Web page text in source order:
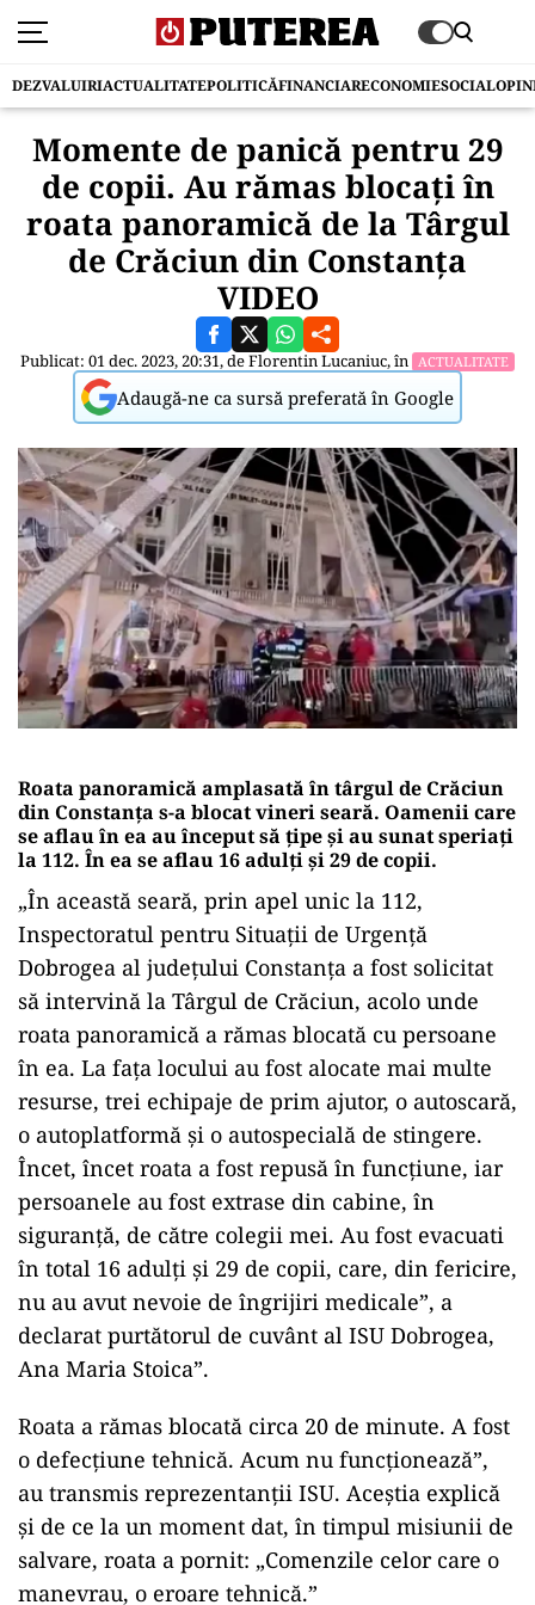
DEZVALUIRIACTUALITATEPOLITICĂFINANCIARECONOMIESOCIAL
Momente de panică pentru 29
de copii. Au rămas blocați în
roata panoramică de la Târgul
de Crăciun din Constanța
VIDEO
Publicat: 01 dec. 2023, 20:31, deFlorentin Lucaniuc, în ACTUALITATE
Adaugă-ne ca sursă preferată în Google
Roata panoramică amplasată în târgul de Crăciun
din Constanța s-a blocat vineri seară. Oamenii care
se aflau în ea au început să țipe și au sunat speriați
la 112. În ea se aflau 16 adulți și 29 de copii.
„În această seară, prin apel unic la 112,
Inspectoratul pentru Situaţii de Urgenţă
Dobrogea al judeţului Constanţa a fost solicitat
să intervină la Târgul de Crăciun, acolo unde
roata panoramică a rămas blocată cu persoane
în ea. La faţa locului au fost alocate mai multe
resurse, trei echipaje de prim ajutor, o autoscară,
o autoplatformă şi o autospecială de stingere.
Încet, încet roata a fost repusă în funcţiune, iar
persoanele au fost extrase din cabine, în
siguranţă, de către colegii mei. Au fost evacuati
în total 16 adulţi şi 29 de copii, care, din fericire,
nu au avut nevoie de îngrijiri medicale”, a
declarat purtătorul de cuvânt al ISU Dobrogea,
Ana Maria Stoica”.
Roata a rămas blocată circa 20 de minute. A fost
o defecțiune tehnică. Acum nu funcționează”,
au transmis reprezentanții ISU. Aceștia explică
și de ce la un moment dat, în timpul misiunii de
salvare, roata a pornit: „Comenzile celor care o
manevrau, o eroare tehnică.”